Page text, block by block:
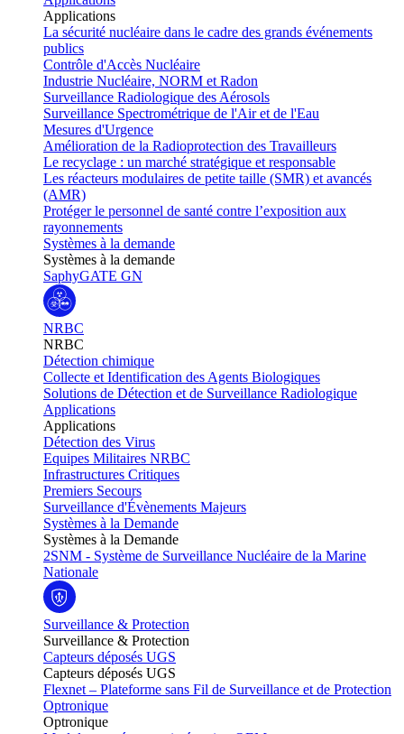
Applications
La sécurité nucléaire dans le cadre des grands événements
publics
Contrôle d'Accès Nucléaire
Industrie Nucléaire, NORM et Radon
Surveillance Radiologique des Aérosols
Surveillance Spectrométrique de l'Air et de l'Eau
Mesures d'Urgence
Amélioration de la Radioprotection des Travailleurs
Le recyclage : un marché stratégique et responsable
Les réacteurs modulaires de petite taille (SMR) et avancés
(AMR)
Protéger le personnel de santé contre l’exposition aux
rayonnements
Systèmes à la demande
Systèmes à la demande
SaphyGATE GN
NRBC
NRBC
Détection chimique
Collecte et Identification des Agents Biologiques
Solutions de Détection et de Surveillance Radiologique
Applications
Applications
Détection des Virus
Equipes Militaires NRBC
Infrastructures Critiques
Premiers Secours
Surveillance d'Évènements Majeurs
Systèmes à la Demande
Systèmes à la Demande
2SNM - Système de Surveillance Nucléaire de la Marine
Nationale
Surveillance & Protection
Surveillance & Protection
Capteurs déposés UGS
Capteurs déposés UGS
Flexnet – Plateforme sans Fil de Surveillance et de Protection
Optronique
Optronique